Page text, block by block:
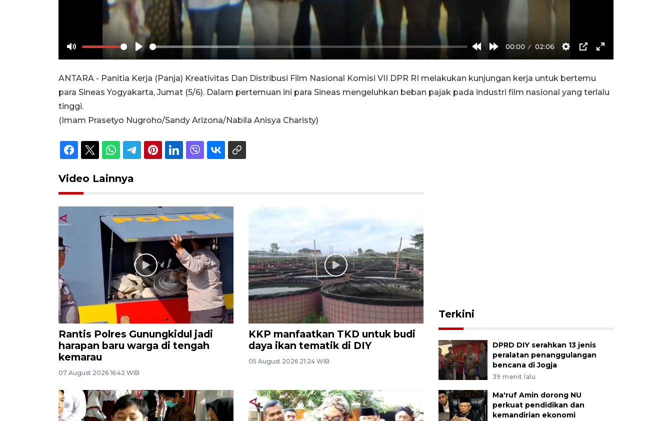
Mute Play
RewindForward
00:00 02:06
Settings
PIP Enter
ANTARA - Panitia Kerja (Panja) Kreativitas Dan Distribusi Film Nasional Komisi VII DPR RI melakukan kunjungan kerja untuk bertemu
para Sineas Yogyakarta, Jumat (5/6). Dalam pertemuan ini para Sineas mengeluhkan beban pajak pada industri film nasional yang terlalu
tinggi.
(Imam Prasetyo Nugroho/Sandy Arizona/Nabila Anisya Charisty)
Video Lainnya
Rantis Polres Gunungkidul jadi
harapan baru warga di tengah
kemarau
07 August 2026 16:42 WIB
KKP manfaatkan TKD untuk budi
daya ikan tematik di DIY
05 August 2026 21:24 WIB
Terkini
DPRD DIY serahkan 13 jenis
peralatan penanggulangan
bencana di Jogja
39 menit lalu
Ma'ruf Amin dorong NU
perkuat pendidikan dan
kemandirian ekonomi